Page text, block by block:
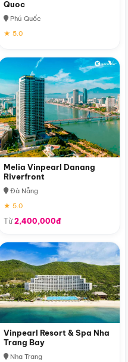
Quoc
Phú Quốc
★ 5.0
Melia Vinpearl Danang
Riverfront
Đà Nẵng
★ 5.0
Từ2,400,000đ
Vinpearl Resort & Spa Nha
Trang Bay
Nha Trang